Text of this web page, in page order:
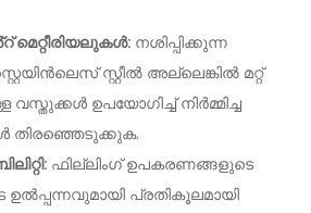
മെറ്റീരിയലുകൾ: നശിപ്പിക്കുന്ന
സ്റ്റീൽ അല്ലെങ്കിൽ മറ്റ്
ഉപയോഗിച്ച് നിർമ്മിച്ച
തിരഞ്ഞെടുക്കുക.
ഫില്ലിംഗ് ഉപകരണങ്ങളുടെ
പ്രതികൂലമായി